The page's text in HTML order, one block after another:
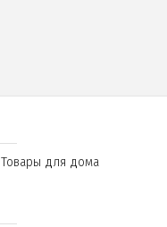
Товары для дома